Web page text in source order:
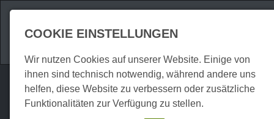
Attraktionen
COOKIE EINSTELLUNGEN
Wir nutzen Cookies auf unserer Website. Einige von
ihnen sind technisch notwendig, während andere uns
helfen, diese Website zu verbessern oder zusätzliche
Funktionalitäten zur Verfügung zu stellen.